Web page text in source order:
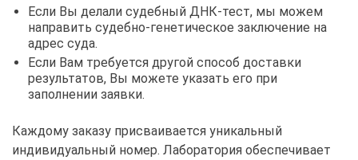
Если Вы делали судебный ДНК-тест, мы можем
направить судебно-генетическое заключение на
адрес суда.
Если Вам требуется другой способ доставки
результатов, Вы можете указать его при
заполнении заявки.
Каждому заказу присваивается уникальный
индивидуальный номер. Лаборатория обеспечивает